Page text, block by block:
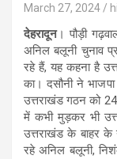
March 27, 2024
देहरादून। पौड़ी
अनिल बलूनी चुनाव
रहे हैं, यह कहना है
का। दसौनी ने
उत्तराखंड गठन को
में कभी मुड़कर भी
उत्तराखंड के बाहर
रहे अनिल बलूनी,